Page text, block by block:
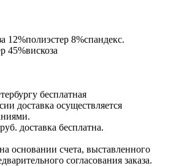
12%полиэстер 8%спандекс.
45%вискоза
бесплатная
доставка осуществляется
доставка бесплатна.
основании счета, выставленного
согласования заказа.